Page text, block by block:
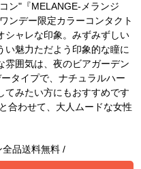
ン"『MELANGE-メランジ
ンデー限定カラーコンタクト
シャレな印象。みずみずしい
い魅力ただよう印象的な瞳に
雰囲気は、夜のビアガーデン
タイプで、ナチュラルハー
てみたい方にもおすすめです
合わせて、大人ムードな女性
品送料無料 /